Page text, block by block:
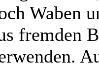
Waben
fremden